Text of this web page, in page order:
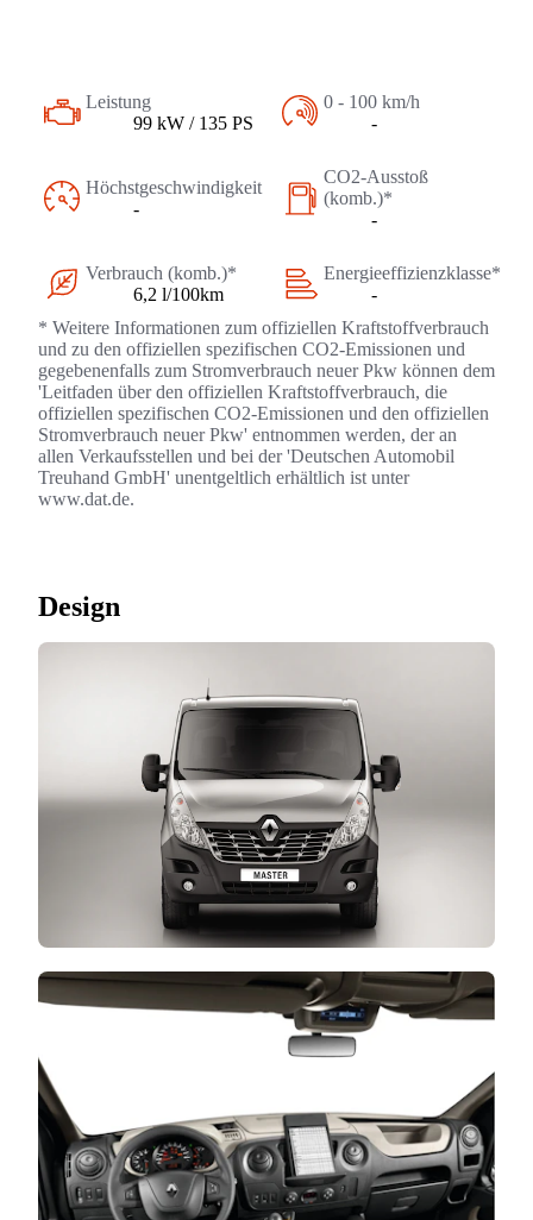
Leistung
99 kW / 135 PS
0 - 100 km/h
-
Höchstgeschwindigkeit
-
CO2-Ausstoß
(komb.)*
-
Verbrauch (komb.)*
6,2 l/100km
Energieeffizienzklasse*
-
* Weitere Informationen zum offiziellen Kraftstoffverbrauch
und zu den offiziellen spezifischen CO2-Emissionen und
gegebenenfalls zum Stromverbrauch neuer Pkw können dem
'Leitfaden über den offiziellen Kraftstoffverbrauch, die
offiziellen spezifischen CO2-Emissionen und den offiziellen
Stromverbrauch neuer Pkw' entnommen werden, der an
allen Verkaufsstellen und bei der 'Deutschen Automobil
Treuhand GmbH' unentgeltlich erhältlich ist unter
www.dat.de.
Design